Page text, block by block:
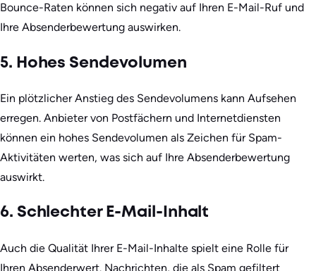
Bounce-Raten können sich negativ auf Ihren E-Mail-Ruf und
Ihre Absenderbewertung auswirken.
5. Hohes Sendevolumen
Ein plötzlicher Anstieg des Sendevolumens kann Aufsehen
erregen. Anbieter von Postfächern und Internetdiensten
können ein hohes Sendevolumen als Zeichen für Spam-
Aktivitäten werten, was sich auf Ihre Absenderbewertung
auswirkt.
6. Schlechter E-Mail-Inhalt
Auch die Qualität Ihrer E-Mail-Inhalte spielt eine Rolle für
Ihren Absenderwert. Nachrichten, die als Spam gefiltert